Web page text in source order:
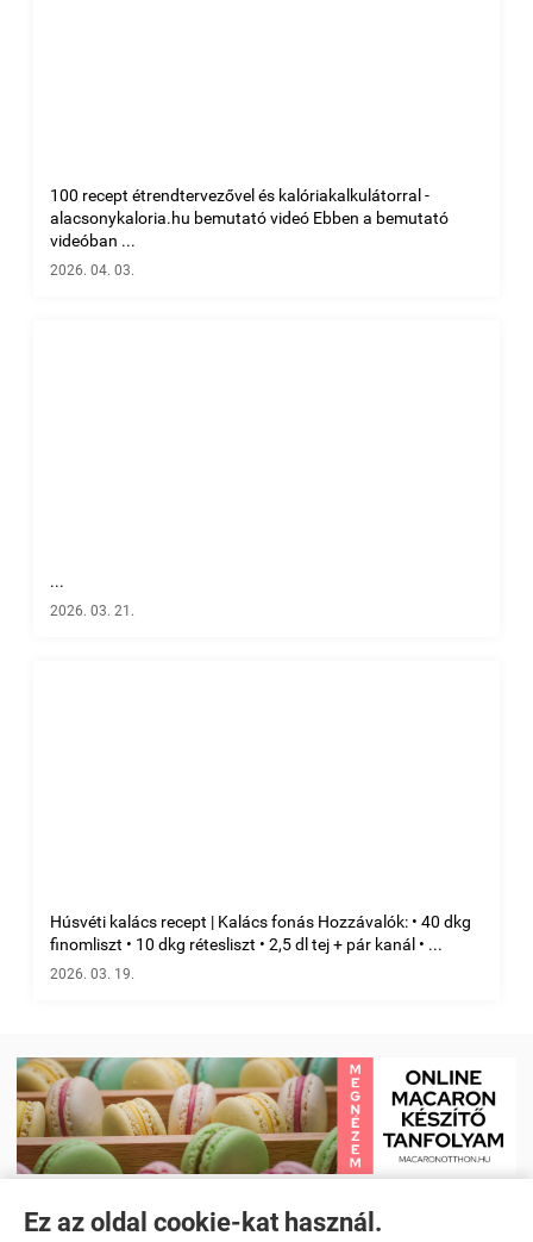
Ez az oldal cookie-kat használ.
100 recept étrendtervezővel és kalóriakalkulátorral -
alacsonykaloria.hu bemutató videó Ebben a bemutató
videóban ...
2026. 04. 03.
...
2026. 03. 21.
Húsvéti kalács recept | Kalács fonás Hozzávalók: • 40 dkg
finomliszt • 10 dkg rétesliszt • 2,5 dl tej + pár kanál • ...
2026. 03. 19.
Receptkönyv e-book és Étrendtervező app|Kezdőlap